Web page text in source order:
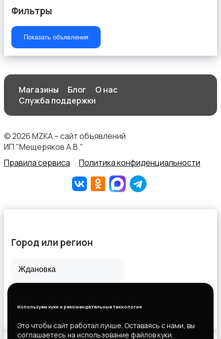
Фильтры
Показать объявления
Магазины Блог
О нас
Служба поддержки
© 2026 MZKA – сайт объявлений
ИП "Мещеряков А.В."
Правила сервиса
Политика конфиденциальности
Используем куки и рекомендательные технологии
Это чтобы сайт работал лучше. Оставаясь с нами, вы
соглашаетесь на использование файлов куки.
Город или регион
Все города